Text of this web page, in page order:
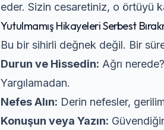
eder. Sizin cesaretiniz, o örtüyü
Yutulmamış Hikayeleri Serbest
Bu bir sihirli değnek değil. Bir
Durun ve Hissedin: Ağrı
Yargılamadan.
Nefes Alın: Derin nefesler,
Konuşun veya Yazın: